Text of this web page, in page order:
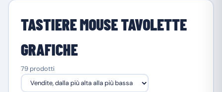
TASTIERE MOUSE TAVOLETTE
GRAFICHE
79 prodotti